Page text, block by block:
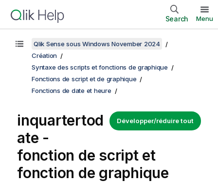
Search Menu
Qlik Sense sous Windows November 2024
Création
Syntaxe des scripts et fonctions de graphique
Fonctions de script et de graphique
Fonctions de date et heure
Développer/réduire tout
inquartertod
ate -
fonction de script et
fonction de graphique